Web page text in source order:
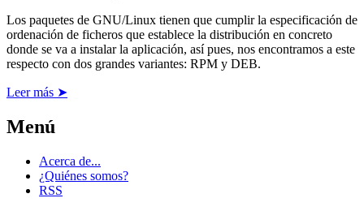
Los paquetes de GNU/Linux tienen que cumplir la especificación de
ordenación de ficheros que establece la distribución en concreto
donde se va a instalar la aplicación, así pues, nos encontramos a este
respecto con dos grandes variantes: RPM y DEB.
Leer más ➤
Menú
Acerca de...
¿Quiénes somos?
RSS